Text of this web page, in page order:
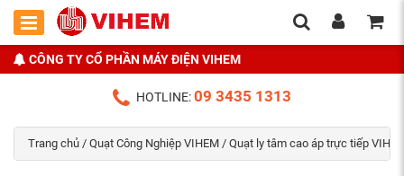
CÔNG TY CỔ PHẦN MÁY ĐIỆN VIHEM
HOTLINE:09 3435 1313
Trang chủ / Quạt Công Nghiệp VIHEM / Quạt ly tâm cao áp trực tiếp